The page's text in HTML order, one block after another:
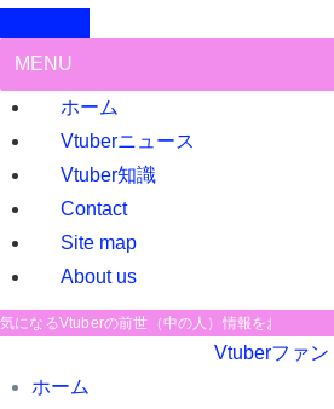
MENU
ホーム
Vtuberニュース
Vtuber知識
Contact
Site map
About us
気になるVtuberの前世（中の人）情報をお届け中！
Vtuberファン
ホーム